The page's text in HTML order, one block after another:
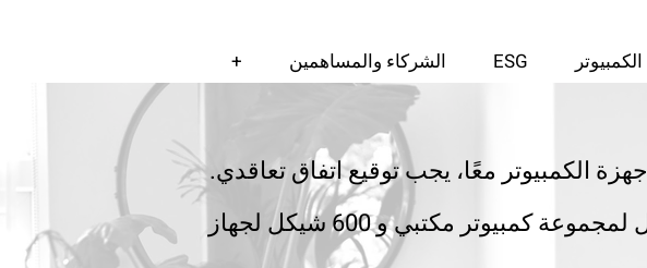
ESG الشركاء والمساهمين +
الكمبيوتر معًا، يجب توقيع اتفاق تعاقدي.
التكلفة القابلة للخصم هي تكلفة مدعومة تبلغ حوالي 570 شيكل لمجموعة كمبيوتر مكتبي و 600 شيكل لجهاز